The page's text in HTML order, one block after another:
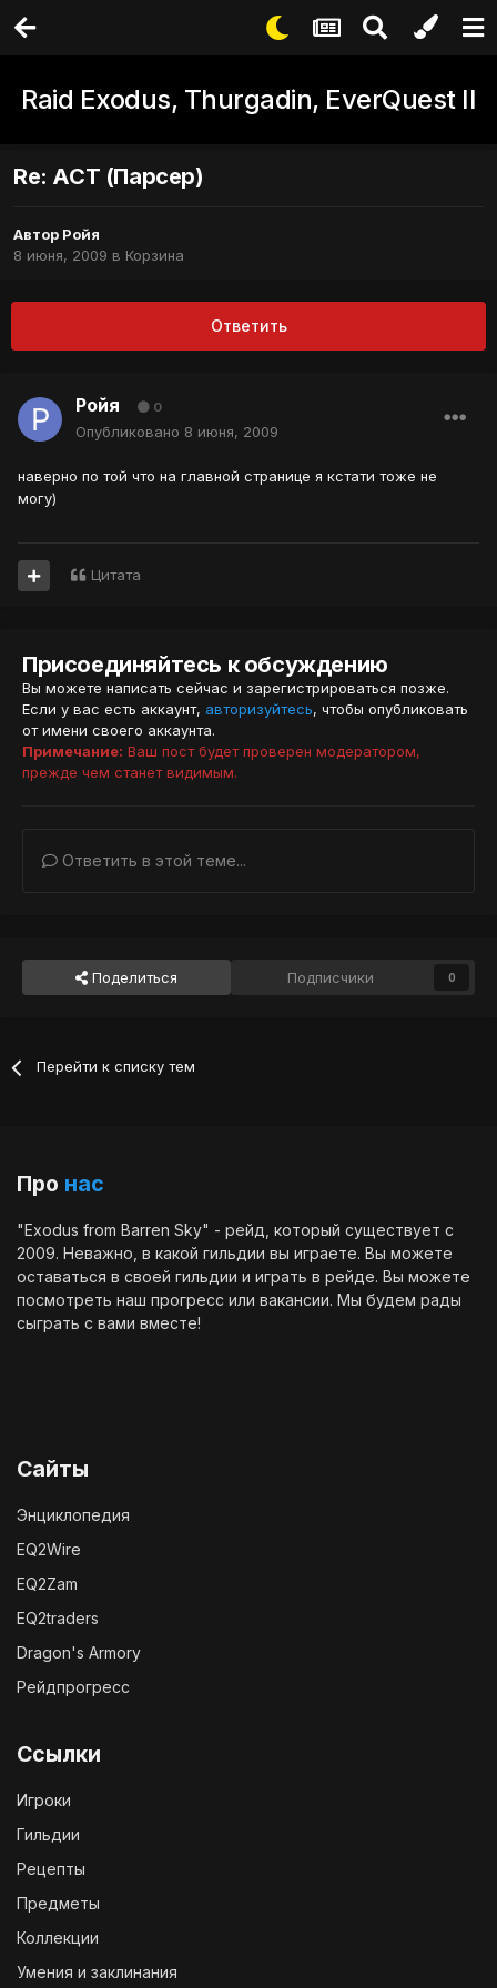
Raid Exodus, Thurgadin, EverQuest II
Re: ACT (Парсер)
Автор Ройя
8 июня, 2009 в Корзина
Ответить
Ройя 0
Опубликовано 8 июня, 2009
наверно по той что на главной странице я кстати тоже не
могу)
Цитата
Присоединяйтесь к обсуждению
Вы можете написать сейчас и зарегистрироваться позже.
Если у вас есть аккаунт, авторизуйтесь, чтобы опубликовать
от имени своего аккаунта.
Примечание: Ваш пост будет проверен модератором,
прежде чем станет видимым.
Ответить в этой теме...
Поделиться Подписчики 0
Перейти к списку тем
Про нас
"Exodus from Barren Sky" - рейд, который существует с
2009. Неважно, в какой гильдии вы играете. Вы можете
оставаться в своей гильдии и играть в рейде. Вы можете
посмотреть наш прогресс или вакансии. Мы будем рады
сыграть с вами вместе!
Сайты
Энциклопедия
EQ2Wire
EQ2Zam
EQ2traders
Dragon's Armory
Рейдпрогресс
Ссылки
Игроки
Гильдии
Рецепты
Предметы
Коллекции
Умения и заклинания